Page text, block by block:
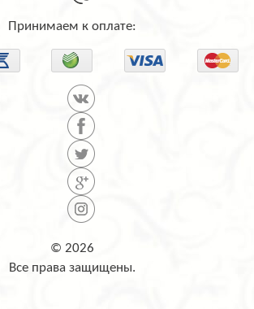
Принимаем к оплате:
© 2026
Все права защищены.